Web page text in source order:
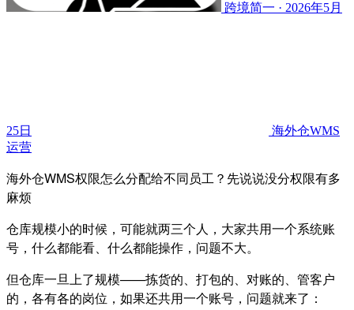
跨境简一 · 2026年5月
25日
海外仓WMS
运营
海外仓WMS权限怎么分配给不同员工？先说说没分权限有多
麻烦
仓库规模小的时候，可能就两三个人，大家共用一个系统账
号，什么都能看、什么都能操作，问题不大。
但仓库一旦上了规模——拣货的、打包的、对账的、管客户
的，各有各的岗位，如果还共用一个账号，问题就来了：